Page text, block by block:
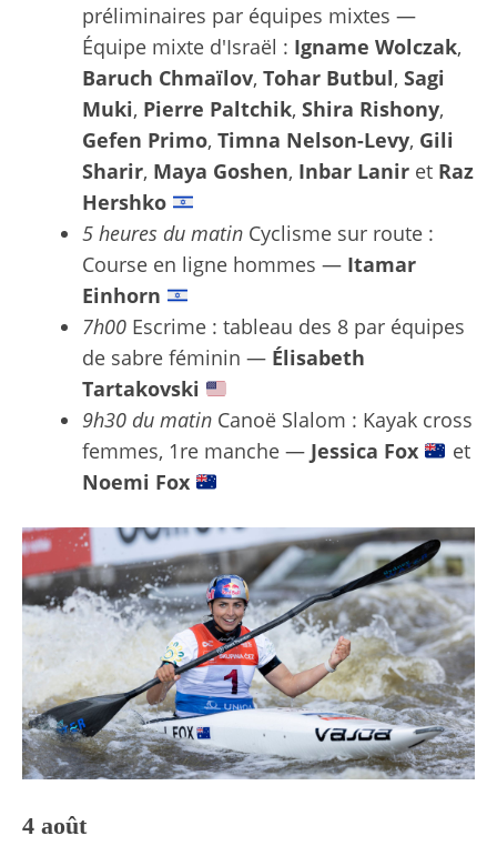
préliminaires par équipes mixtes —
Équipe mixte d'Israël : Igname Wolczak,
Baruch Chmaïlov, Tohar Butbul, Sagi
Muki, Pierre Paltchik, Shira Rishony,
Gefen Primo, Timna Nelson-Levy, Gili
Sharir, Maya Goshen, Inbar Lanir et Raz
Hershko
5 heures du matin Cyclisme sur route :
Course en ligne hommes — Itamar
Einhorn
7h00 Escrime : tableau des 8 par équipes
de sabre féminin — Élisabeth
Tartakovski
9h30 du matin Canoë Slalom : Kayak cross
femmes, 1re manche — Jessica Fox
et
Noemi Fox
4 août